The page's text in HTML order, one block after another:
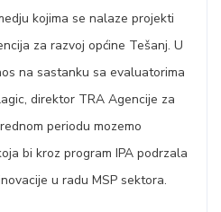
kojima se nalaze projekti
za razvoj općine Tešanj. U
na sastanku sa evaluatorima
direktor TRA Agencije za
periodu mozemo
bi kroz program IPA podrzala
u radu MSP sektora.